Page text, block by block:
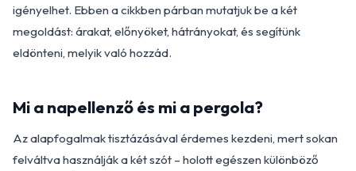
igényelhet. Ebben a cikkben párban mutatjuk be a két
megoldást: árakat, előnyöket, hátrányokat, és segítünk
eldönteni, melyik való hozzád.
Mi a napellenző és mi a pergola?
Az alapfogalmak tisztázásával érdemes kezdeni, mert sokan
felváltva használják a két szót – holott egészen különböző